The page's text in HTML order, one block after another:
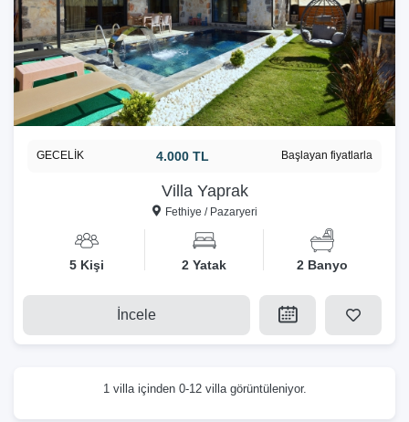
Villa Yaprak
Fethiye / Pazaryeri
GECELİK 4.000 TL Başlayan fiyatlarla
5 Kişi 2 Yatak 2 Banyo
İncele
1 villa içinden 0-12 villa görüntüleniyor.